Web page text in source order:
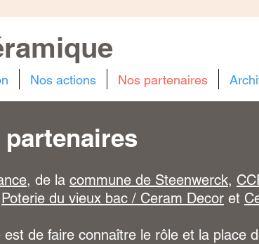
Nos actions Nos partenaires
, de la commune de Steenwerck,
Poterie du vieux bac / Ceram Decor et
est de faire connaître le rôle et la place